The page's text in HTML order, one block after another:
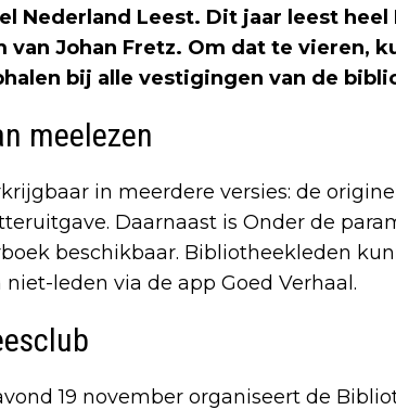
Nederland Leest. Dit jaar leest
van Johan Fretz. Om dat te vieren,
bij alle vestigingen van de
meelezen
in meerdere versies: de
Daarnaast is Onder de
beschikbaar. Bibliotheekleden
leden via de app Goed Verhaal.
19 november organiseert de